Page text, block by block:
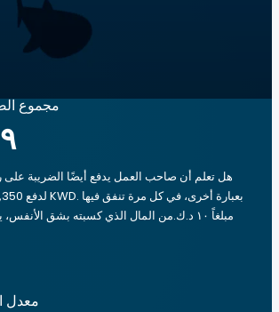
مجموع
هل تعلم أن صاحب العمل يدفع أيضًا الضريبة
معدل